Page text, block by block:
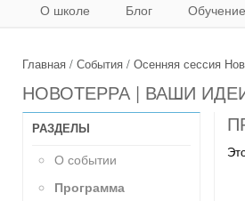
О школе Блог Обучение
Главная / События / Осенняя сессия
НОВОТЕРРА | ВАШИ
РАЗДЕЛЫ
О событии
Программа